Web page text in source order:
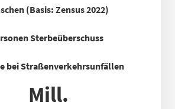
(Basis: Zensus 2022)
Sterbeüberschuss
bei Straßenverkehrsunfällen
Mill.